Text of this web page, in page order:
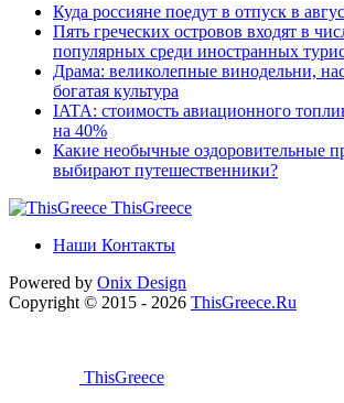
Куда россияне поедут в отпуск в
Пять греческих островов входят в
популярных среди иностранных
Драма: великолепные винодельни,
богатая культура
IATA: стоимость авиационного
на 40%
Какие необычные оздоровительные
выбирают путешественники?
ThisGreece
Наши Контакты
Powered by Onix Design
Copyright © 2015 - 2026 ThisGreece.Ru
ThisGreece